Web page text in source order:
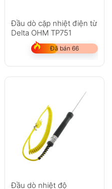
Đầu dò cặp nhiệt điện từ
Delta OHM TP751
Đã bán 66
Đầu dò nhiệt độ